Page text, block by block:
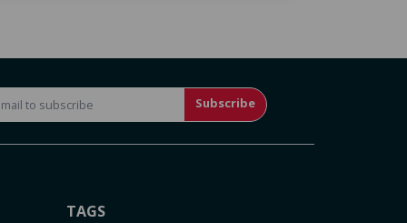
Subscribe
TAGS